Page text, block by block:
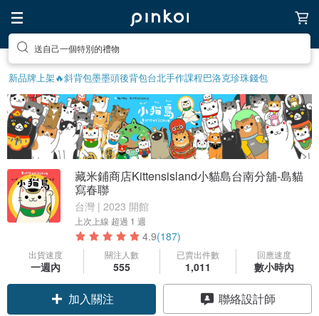
送自己一個特別的禮物
新品牌上架🔥斜背包墨墨頭後背包台北手作課程巴洛克珍珠錢包
藏米鋪商店Kittensisland小貓島台南分舖-島貓
寫春聯
台灣 | 2023 開館
上次上線 超過 1 週
4.9(187)
出貨速度
一週內
關注人數
555
已賣出件數
1,011
回應速度
數小時內
加入關注 聯絡設計師